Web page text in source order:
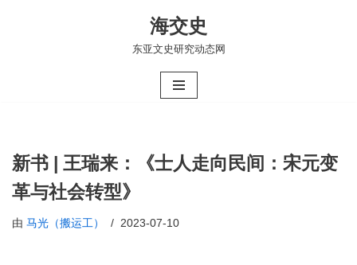
海交史
东亚文史研究动态网
新书 | 王瑞来：《士人走向民间：宋元变
革与社会转型》
由 马光（搬运工） 2023-07-10